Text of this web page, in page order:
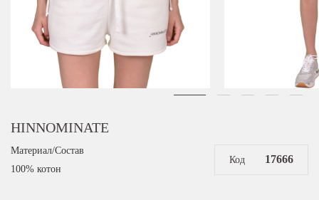
HINNOMINATE
Материал/Состав
100% котон
Код 17666